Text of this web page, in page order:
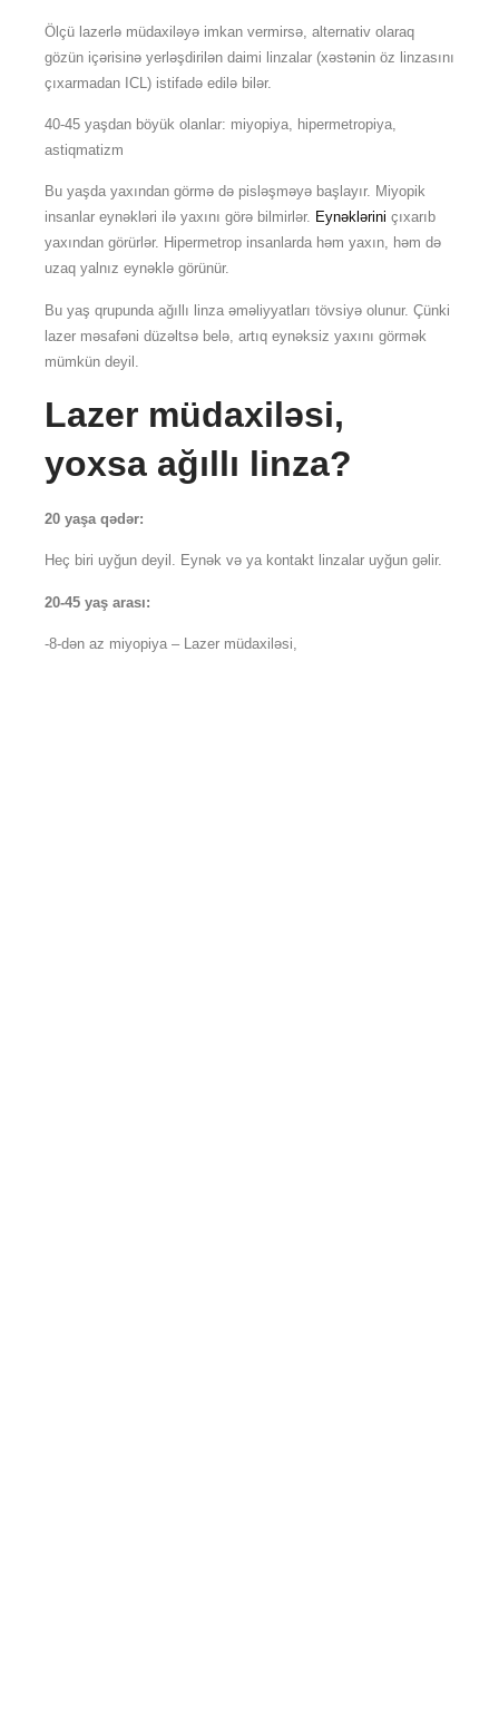
Ölçü lazerlə müdaxiləyə imkan vermirsə, alternativ olaraq
gözün içərisinə yerləşdirilən daimi linzalar (xəstənin öz linzasını
çıxarmadan ICL) istifadə edilə bilər.
40-45 yaşdan böyük olanlar: miyopiya, hipermetropiya,
astiqmatizm
Bu yaşda yaxından görmə də pisləşməyə başlayır. Miyopik
insanlar eynəkləri ilə yaxını görə bilmirlər. Eynəklərini çıxarıb
yaxından görürlər. Hipermetrop insanlarda həm yaxın, həm də
uzaq yalnız eynəklə görünür.
Bu yaş qrupunda ağıllı linza əməliyyatları tövsiyə olunur. Çünki
lazer məsafəni düzəltsə belə, artıq eynəksiz yaxını görmək
mümkün deyil.
Lazer müdaxiləsi,
yoxsa ağıllı linza?
20 yaşa qədər:
Heç biri uyğun deyil. Eynək və ya kontakt linzalar uyğun gəlir.
20-45 yaş arası:
-8-dən az miyopiya – Lazer müdaxiləsi,